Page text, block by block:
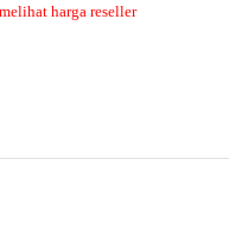
harga reseller